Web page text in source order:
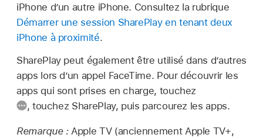
iPhone d’un autre iPhone. Consultez la rubrique
Démarrer une session SharePlay en tenant deux
iPhone à proximité.
SharePlay peut également être utilisé dans d’autres
apps lors d’un appel FaceTime. Pour découvrir les
apps qui sont prises en charge, touchez
, touchez SharePlay, puis parcourez les apps.
Remarque :Apple TV (anciennement Apple TV+,